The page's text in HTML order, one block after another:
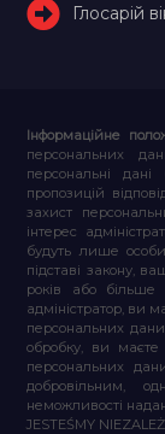
Глосарій
Інформаційне
персональних
персональні
пропозицій
захист
інтерес
будуть лише
підставі закону,
років або більше
адміністратор, ви
персональних
обробку, ви маєте
персональних
добровільним,
неможливості
JESTEŚMY